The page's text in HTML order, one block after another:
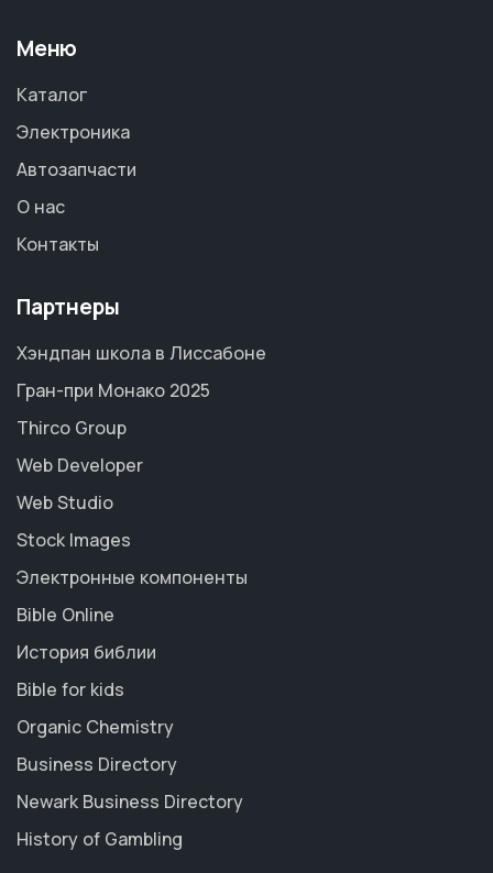
Меню
Каталог
Электроника
Автозапчасти
О нас
Контакты
Партнеры
Хэндпан школа в Лиссабоне
Гран-при Монако 2025
Thirco Group
Web Developer
Web Studio
Stock Images
Электронные компоненты
Bible Online
История библии
Bible for kids
Organic Chemistry
Business Directory
Newark Business Directory
History of Gambling